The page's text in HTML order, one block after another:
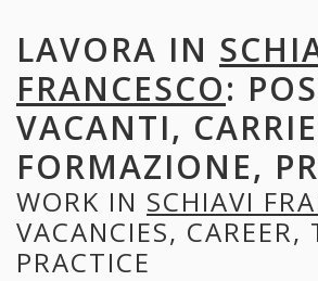
LAVORA IN
FRANCESCO:
VACANTI,
FORMAZIONE,
WORK IN SCHIAVI
VACANCIES, CAREER,
PRACTICE